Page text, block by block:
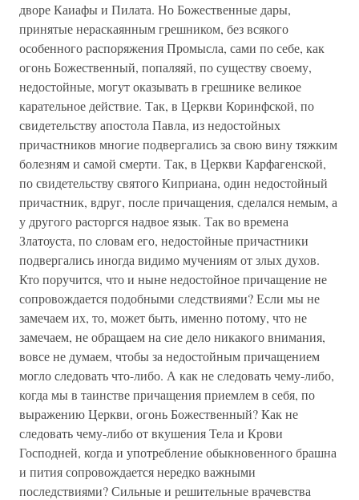
дворе Каиафы и Пилата. Но Божественные дары,
принятые нераскаянным грешником, без всякого
особенного распоряжения Промысла, сами по себе, как
огонь Божественный, попаляяй, по существу своему,
недостойные, могут оказывать в грешнике великое
карательное действие. Так, в Церкви Коринфской, по
свидетельству апостола Павла, из недостойных
причастников многие подвергались за свою вину тяжким
болезням и самой смерти. Так, в Церкви Карфагенской,
по свидетельству святого Киприана, один недостойный
причастник, вдруг, после причащения, сделался немым, а
у другого расторгся надвое язык. Так во времена
Златоуста, по словам его, недостойные причастники
подвергались иногда видимо мучениям от злых духов.
Кто поручится, что и ныне недостойное причащение не
сопровождается подобными следствиями? Если мы не
замечаем их, то, может быть, именно потому, что не
замечаем, не обращаем на сие дело никакого внимания,
вовсе не думаем, чтобы за недостойным причащением
могло следовать что-либо. А как не следовать чему-либо,
когда мы в таинстве причащения приемлем в себя, по
выражению Церкви, огонь Божественный? Как не
следовать чему-либо от вкушения Тела и Крови
Господней, когда и употребление обыкновенного брашна
и пития сопровождается нередко важными
последствиями? Сильные и решительные врачевства